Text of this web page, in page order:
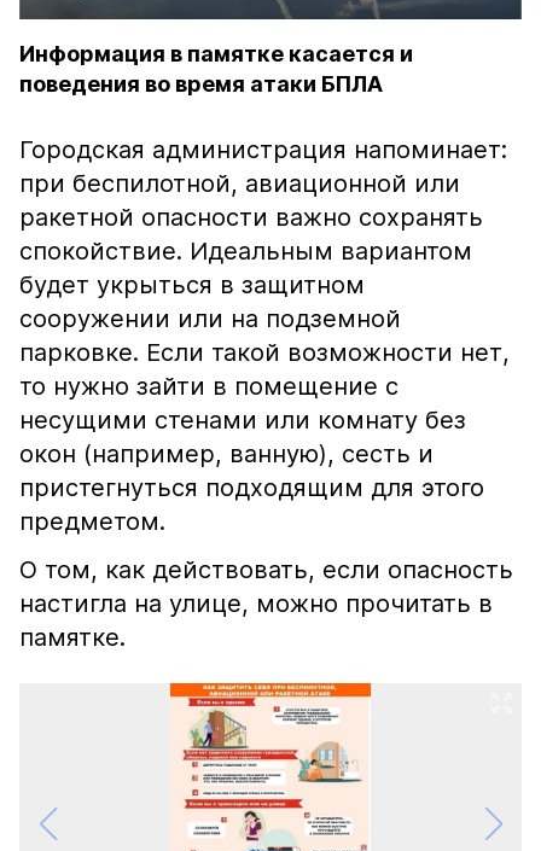
Информация в памятке касается и
поведения во время атаки БПЛА
Городская администрация напоминает:
при беспилотной, авиационной или
ракетной опасности важно сохранять
спокойствие. Идеальным вариантом
будет укрыться в защитном
сооружении или на подземной
парковке. Если такой возможности нет,
то нужно зайти в помещение с
несущими стенами или комнату без
окон (например, ванную), сесть и
пристегнуться подходящим для этого
предметом.
О том, как действовать, если опасность
настигла на улице, можно прочитать в
памятке.